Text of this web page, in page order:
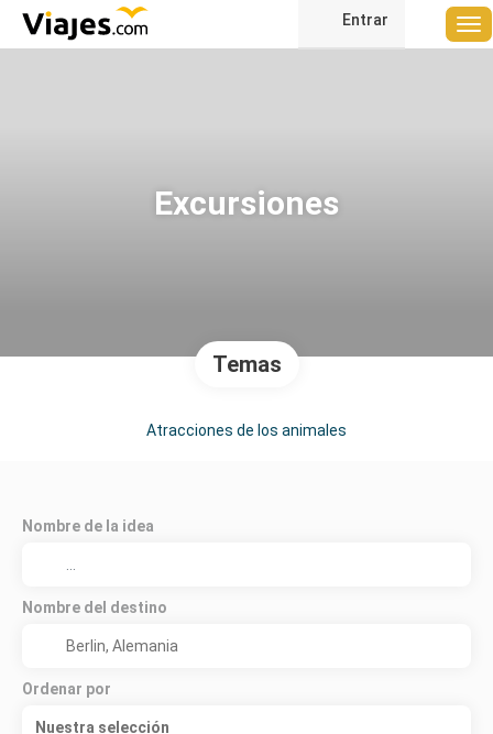
Entrar
Excursiones
Temas
Atracciones de los animales
Nombre de la idea
Nombre del destino
Ordenar por
Nuestra selección